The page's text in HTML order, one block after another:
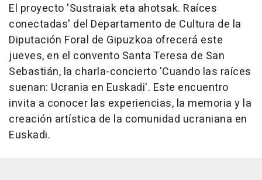
El proyecto 'Sustraiak eta ahotsak. Raíces
conectadas' del Departamento de Cultura de la
Diputación Foral de Gipuzkoa ofrecerá este
jueves, en el convento Santa Teresa de San
Sebastián, la charla-concierto 'Cuando las raíces
suenan: Ucrania en Euskadi'. Este encuentro
invita a conocer las experiencias, la memoria y la
creación artística de la comunidad ucraniana en
Euskadi.